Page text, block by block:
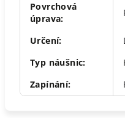
Povrchová
úprava:
Určení:
Typ náušnic:
Zapínání: